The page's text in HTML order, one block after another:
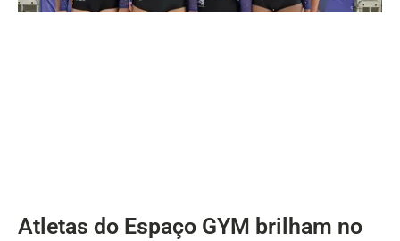
Atletas do Espaço GYM brilham no